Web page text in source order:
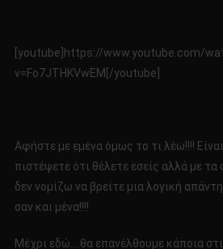
[youtube]https://www.youtube.com/
v=Fo7JTHKVwEM[/youtube]
Αφήστε με εμένα όμως το τι λέω!!!!
πιστέψετε ότι θέλετε εσείς αλλά με
δεν νομίζω να βρείτε μια λογική
σαν και μένα!!!!
Μέχρι εδώ….θα επανέλθουμε κάποια